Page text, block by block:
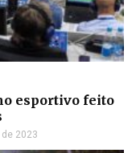
esportivo feito
2023